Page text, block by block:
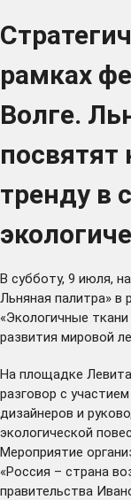
рамках
Волге.
посвятят
тренду в
В субботу, 9 июля,
Льняная палитра» в
«Экологичные
развития мировой
На площадке
разговор с
дизайнеров и
экологической
Мероприятие
«Россия – страна
правительства